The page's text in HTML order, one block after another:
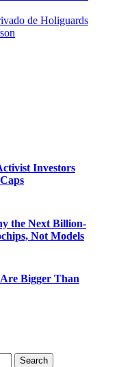
de Holiguards
Investors
the Next Billion-
Not Models
Bigger Than